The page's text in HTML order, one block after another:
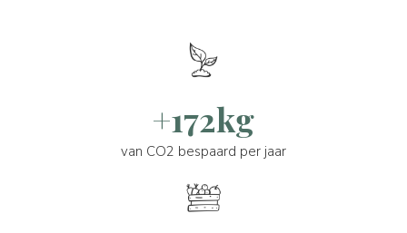
+172kg
van CO2 bespaard per jaar